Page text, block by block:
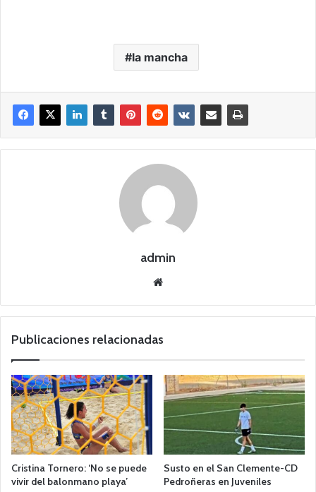
la mancha
admin
we
Publicaciones relacionadas
Cristina Tornero: ‘No se puede
vivir del balonmano playa’
Susto en el San Clemente-CD
Pedroñeras en Juveniles